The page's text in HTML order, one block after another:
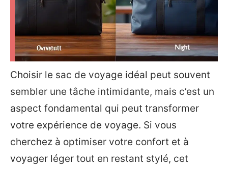
Choisir le sac de voyage idéal peut souvent
sembler une tâche intimidante, mais c’est un
aspect fondamental qui peut transformer
votre expérience de voyage. Si vous
cherchez à optimiser votre confort et à
voyager léger tout en restant stylé, cet